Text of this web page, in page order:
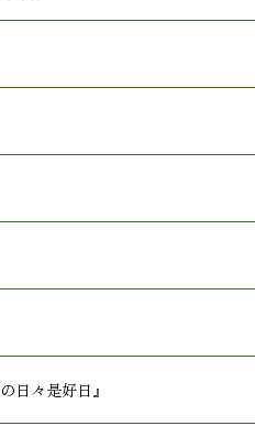
日々是好日』